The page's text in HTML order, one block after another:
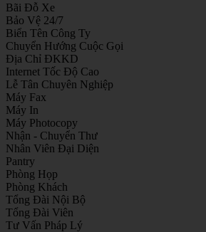
Bãi Đỗ Xe
Bảo Vệ 24/7
Biển Tên Công Ty
Chuyển Hướng Cuộc Gọi
Địa Chỉ ĐKKD
Internet Tốc Độ Cao
Lễ Tân Chuyên Nghiệp
Máy Fax
Máy In
Máy Photocopy
Nhận - Chuyển Thư
Nhân Viên Đại Diện
Pantry
Phòng Họp
Phòng Khách
Tổng Đài Nội Bộ
Tổng Đài Viên
Tư Vấn Pháp Lý